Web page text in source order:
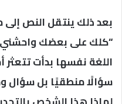
بعد ذلك ينتقل النص
“كلك على بعضك واحشني
اللغة نفسها بدأت
سؤالًا منطقيًا بل سؤال